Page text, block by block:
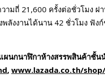
ถี่ 21,600 ครั้งต่อชั่วโมง ฝา
งงานได้นาน 42 ชั่วโมง ฟัง
ผนกนาฬิกาห้างสรรพสินค้าชั้น
, www.lazada.co.th/